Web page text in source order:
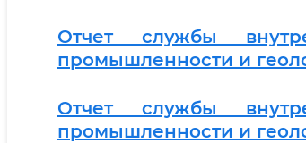
Отчет службы
промышленности и
Отчет службы
промышленности и